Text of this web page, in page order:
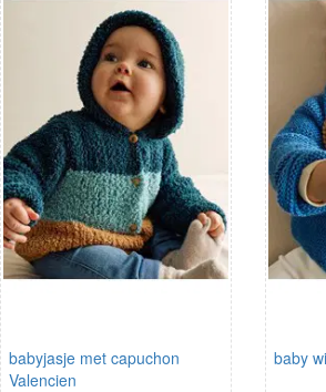
babyjasje met capuchon
Valencien
baby